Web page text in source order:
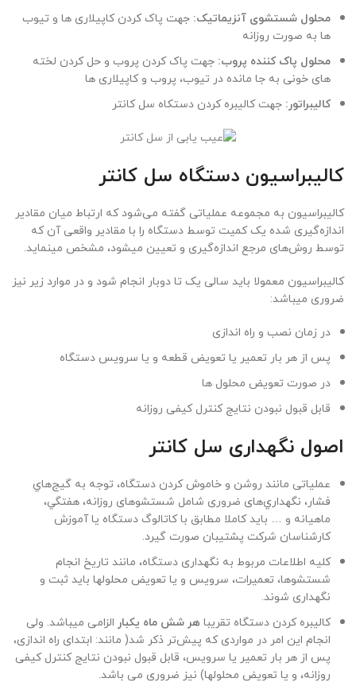
محلول شستشوی آنزیماتیک: جهت پاک کردن کاپیلاری ها و تیوب
ها به صورت روزانه
محلول پاک کننده پروب: جهت پاک کردن پروب و حل کردن لخته
های خونی به جا مانده در تیوب، پروب و کاپیلاری ها
کالیبراتور: جهت کالیبره کردن دستکاه سل کانتر
کالیبراسیون دستگاه سل کانتر
کالیبراسیون به مجموعه عملیاتی گفته می‌شود که ارتباط میان مقادیر
اندازه‌گیری شده یک کمیت توسط دستگاه را با مقادیر واقعی آن که
توسط روش‌های مرجع اندازه‌گیری و تعیین میشود، مشخص مینماید.
کالیبراسیون معمولا باید سالی یک تا دوبار انجام شود و در موارد زیر نیز
ضروری میباشد:
در زمان نصب و راه اندازی
پس از هر بار تعمیر یا تعویض قطعه و یا سرویس دستگاه
در صورت تعویض محلول ها
قابل قبول نبودن نتایج کنترل کیفی روزانه
اصول نگهداری سل کانتر
عملیاتی مانند روشن و خاموش کردن دستگاه، توجه به گيج‌هاي
فشار، نگهداري‌های ضروری شامل شستشوهای روزانه، هفتگي،
ماهيانه و … باید کاملا مطابق با كاتالوگ دستگاه يا آموزش
كارشناسان شركت پشتيبان صورت گيرد.
کليه اطلاعات مربوط به نگهداری دستگاه، مانند تاريخ انجام
شستشوها، تعميرات، سرويس و يا تعويض محلولها باید ثبت و
نگهداری شوند.
کالیبره کردن دستگاه تقریباهر شش ماه يکبار الزامی میباشد. ولی
انجام اين امر در مواردی که پیش‌تر ذکر شد( مانند: ابتدای راه اندازی،
پس از هر بار تعمير يا سرويس، قابل قبول نبودن نتايج کنترل کيفی
روزانه، و يا تعويض محلولها) نيز ضروری می باشد.